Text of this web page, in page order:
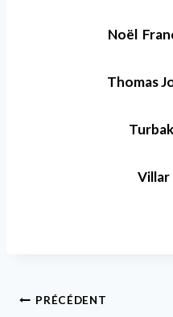
Noël
Thomas
Villar
Navigation
PRÉCÉDENT